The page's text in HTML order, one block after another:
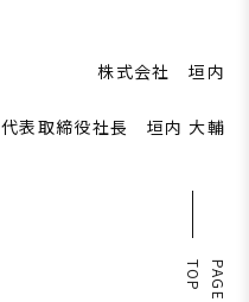
株式会社 垣内
代表取締役社長 垣内 大輔
P
A
G
E
T
O
P